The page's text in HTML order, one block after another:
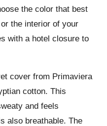
the color that best
the interior of your
with a hotel closure to
cover from Primaviera
cotton. This
and feels
also breathable. The